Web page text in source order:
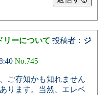
リーについて 投稿者： ジ
No.745
ご存知かも知れません
ります。当然、エレベ